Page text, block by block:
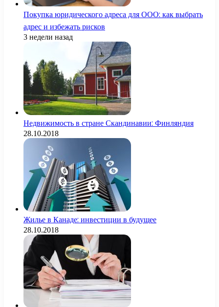
Покупка юридического адреса для ООО: как выбрать
адрес и избежать рисков
3 недели назад
Недвижимость в стране Скандинавии: Финляндия
28.10.2018
Жилье в Канаде: инвестиции в будущее
28.10.2018